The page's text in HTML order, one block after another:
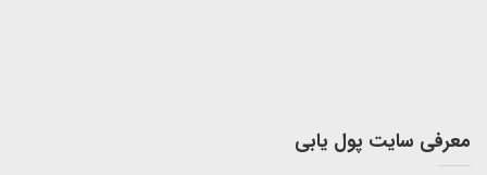
معرفی سایت پول یابی